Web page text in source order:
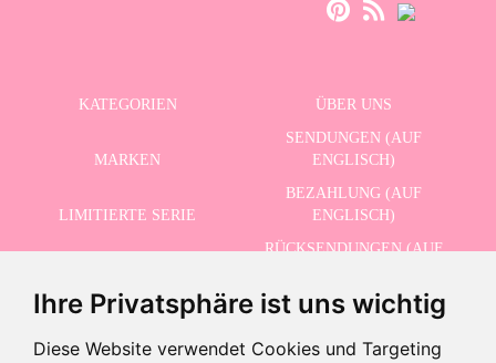
Ihre Privatsphäre ist uns wichtig
Diese Website verwendet Cookies und Targeting
KATEGORIEN ÜBER UNS
MARKEN
SENDUNGEN (AUF
ENGLISCH)
LIMITIERTE SERIE
BEZAHLUNG (AUF
ENGLISCH)
RÜCKSENDUNGEN (AUF
SCHLUSSVERKAUF
KONTAKT